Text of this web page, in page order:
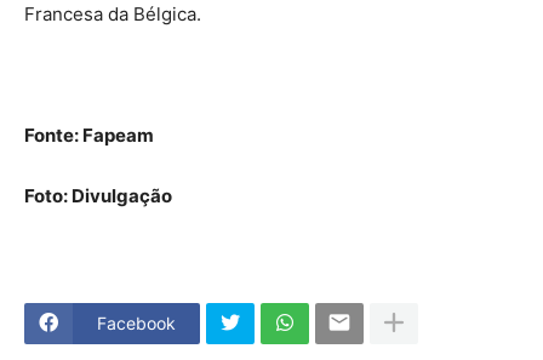
Francesa da Bélgica.
Fonte: Fapeam
Foto: Divulgação
Facebook